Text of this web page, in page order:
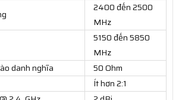
2400 đến 2500
MHz
5150 đến 5850
MHz
danh nghĩa
50 Ohm
Ít hơn 2:1